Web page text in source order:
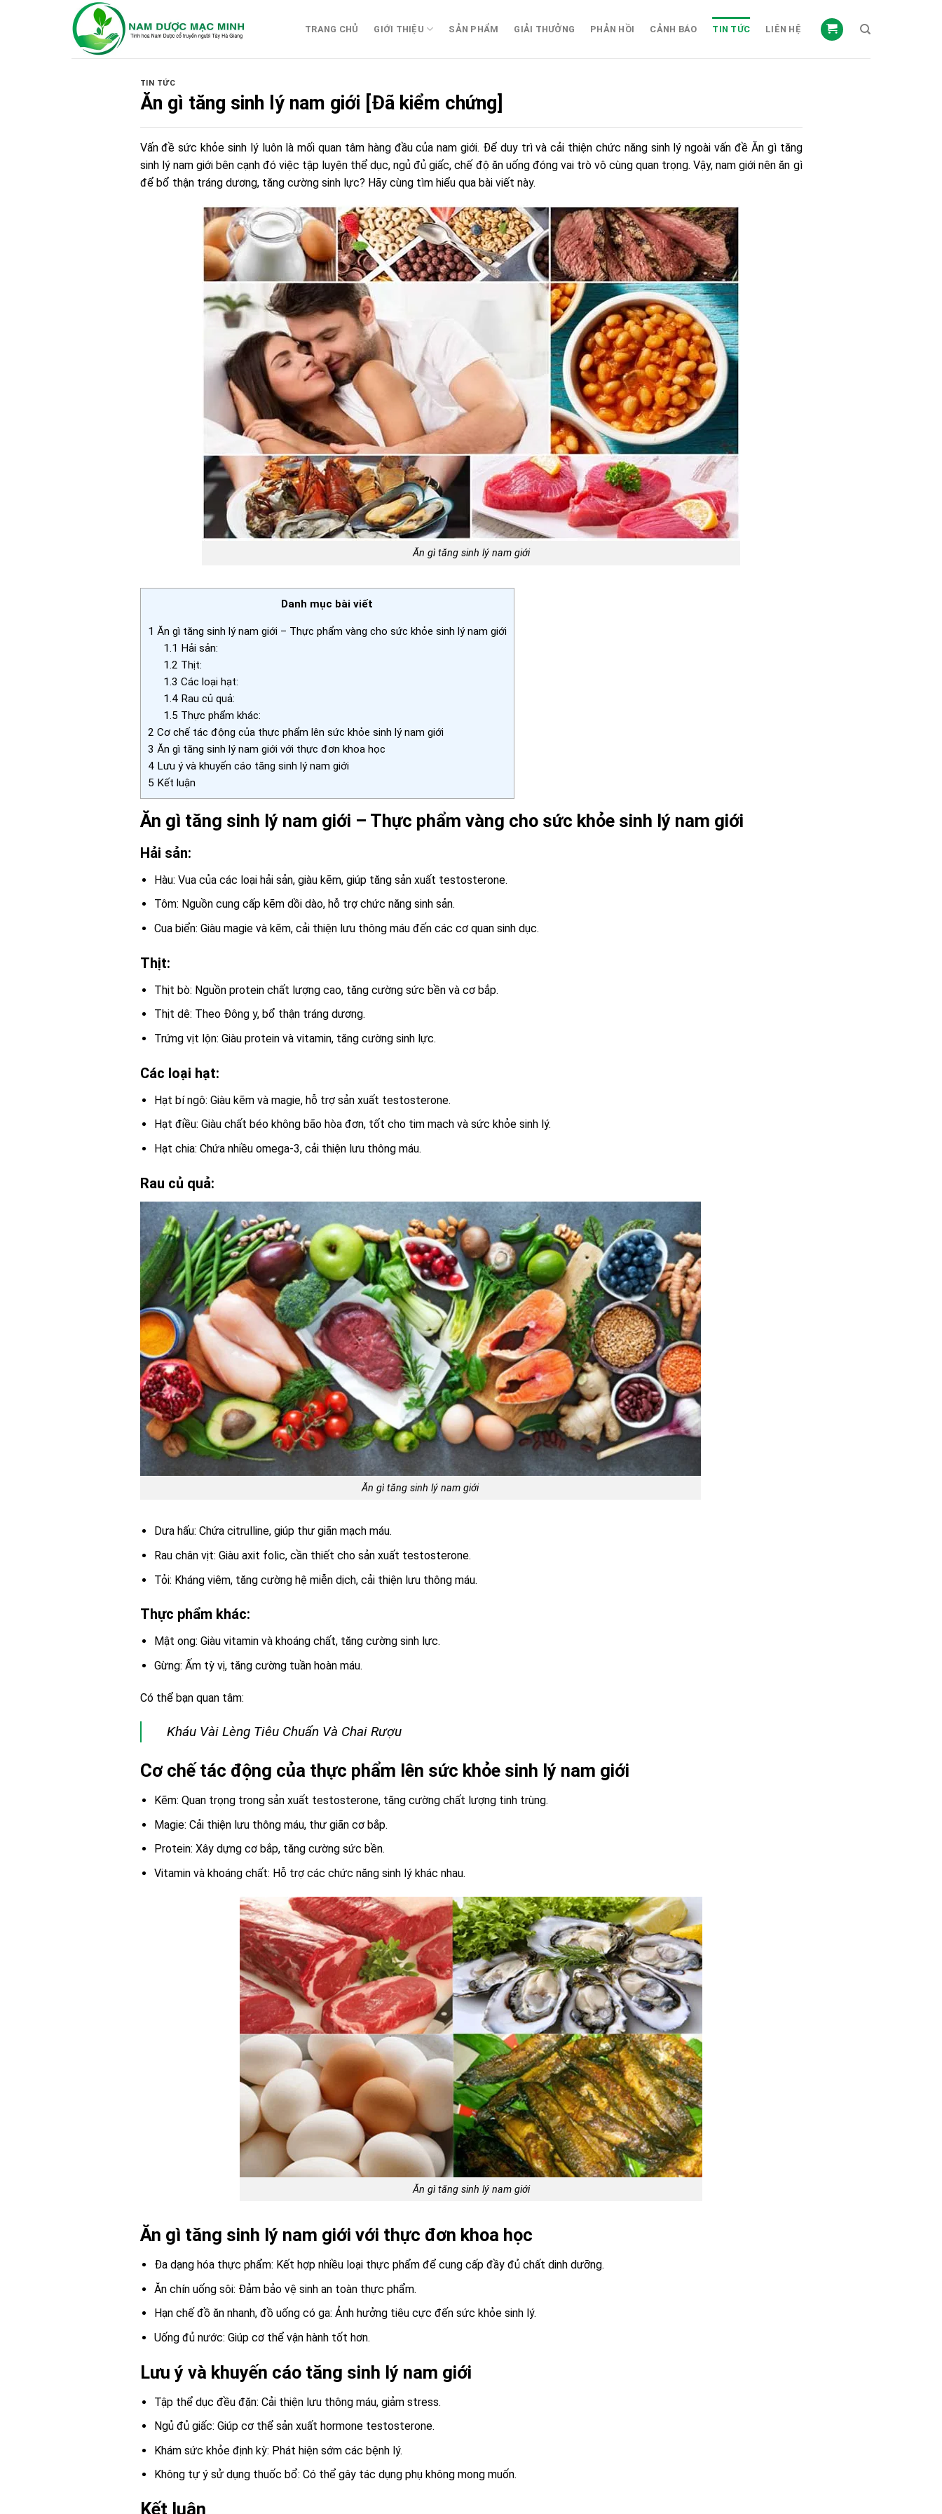
TRANG CHỦ GIỚI THIỆU SẢN PHẨM GIẢI THƯỞNG PHẢN HỒI CẢNH BÁO TIN TỨC LIÊN HỆ
TIN TỨC
Ăn gì tăng sinh lý nam giới [Đã kiểm chứng]
Vấn đề sức khỏe sinh lý luôn là mối quan tâm hàng đầu của nam giới. Để duy trì và cải thiện chức năng sinh lý ngoài vấn đề Ăn gì tăng
sinh lý nam giớibên cạnh đó việc tập luyện thể dục, ngủ đủ giấc, chế độ ăn uống đóng vai trò vô cùng quan trọng. Vậy, nam giới nên ăn gì
để bổ thận tráng dương, tăng cường sinh lực? Hãy cùng tìm hiểu qua bài viết này.
Ăn gì tăng sinh lý nam giới
Danh mục bài viết
1 Ăn gì tăng sinh lý nam giới – Thực phẩm vàng cho sức khỏe sinh lý nam giới
1.1 Hải sản:
1.2 Thịt:
1.3 Các loại hạt:
1.4 Rau củ quả:
1.5 Thực phẩm khác:
2 Cơ chế tác động của thực phẩm lên sức khỏe sinh lý nam giới
3 Ăn gì tăng sinh lý nam giới với thực đơn khoa học
4Lưu ý và khuyến cáo tăng sinh lý nam giới
5 Kết luận
Ăn gì tăng sinh lý nam giới – Thực phẩm vàng cho sức khỏe sinh lý nam giới
Hải sản:
Hàu: Vua của các loại hải sản, giàu kẽm, giúp tăng sản xuất testosterone.
Tôm: Nguồn cung cấp kẽm dồi dào, hỗ trợ chức năng sinh sản.
Cua biển: Giàu magie và kẽm, cải thiện lưu thông máu đến các cơ quan sinh dục.
Thịt:
Thịt bò: Nguồn protein chất lượng cao, tăng cường sức bền và cơ bắp.
Thịt dê: Theo Đông y, bổ thận tráng dương.
Trứng vịt lộn: Giàu protein và vitamin, tăng cường sinh lực.
Các loại hạt:
Hạt bí ngô: Giàu kẽm và magie, hỗ trợ sản xuất testosterone.
Hạt điều: Giàu chất béo không bão hòa đơn, tốt cho tim mạch và sức khỏe sinh lý.
Hạt chia: Chứa nhiều omega-3, cải thiện lưu thông máu.
Rau củ quả:
Ăn gì tăng sinh lý nam giới
Dưa hấu: Chứa citrulline, giúp thư giãn mạch máu.
Rau chân vịt: Giàu axit folic, cần thiết cho sản xuất testosterone.
Tỏi: Kháng viêm, tăng cường hệ miễn dịch, cải thiện lưu thông máu.
Thực phẩm khác:
Mật ong: Giàu vitamin và khoáng chất, tăng cường sinh lực.
Gừng: Ấm tỳ vị, tăng cường tuần hoàn máu.
Có thể bạn quan tâm:
Kháu Vài Lèng Tiêu Chuẩn Và Chai Rượu
Cơ chế tác động của thực phẩm lên sức khỏe sinh lý nam giới
Kẽm: Quan trọng trong sản xuất testosterone, tăng cường chất lượng tinh trùng.
Magie: Cải thiện lưu thông máu, thư giãn cơ bắp.
Protein: Xây dựng cơ bắp, tăng cường sức bền.
Vitamin và khoáng chất: Hỗ trợ các chức năng sinh lý khác nhau.
Ăn gì tăng sinh lý nam giới
Ăn gì tăng sinh lý nam giới với thực đơn khoa học
Đa dạng hóa thực phẩm: Kết hợp nhiều loại thực phẩm để cung cấp đầy đủ chất dinh dưỡng.
Ăn chín uống sôi: Đảm bảo vệ sinh an toàn thực phẩm.
Hạn chế đồ ăn nhanh, đồ uống có ga: Ảnh hưởng tiêu cực đến sức khỏe sinh lý.
Uống đủ nước: Giúp cơ thể vận hành tốt hơn.
Lưu ý và khuyến cáo tăng sinh lý nam giới
Tập thể dục đều đặn: Cải thiện lưu thông máu, giảm stress.
Ngủ đủ giấc: Giúp cơ thể sản xuất hormone testosterone.
Khám sức khỏe định kỳ: Phát hiện sớm các bệnh lý.
Không tự ý sử dụng thuốc bổ: Có thể gây tác dụng phụ không mong muốn.
Kết luận